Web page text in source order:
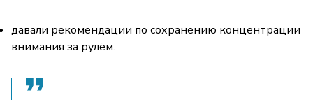
давали рекомендации по сохранению концентрации
внимания за рулём.